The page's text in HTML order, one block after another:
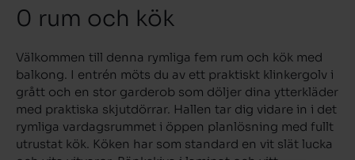
0 rum och kök
Välkommen till denna rymliga fem rum och kök med
balkong. I entrén möts du av ett praktiskt klinkergolv i
grått och en stor garderob som döljer dina ytterkläder
med praktiska skjutdörrar. Hallen tar dig vidare in i det
rymliga vardagsrummet i öppen planlösning med fullt
utrustat kök. Köken har som standard en vit slät lucka